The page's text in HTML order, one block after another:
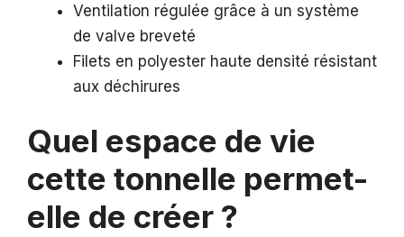
Ventilation régulée grâce à un système
de valve breveté
Filets en polyester haute densité résistant
aux déchirures
Quel espace de vie
cette tonnelle permet-
elle de créer ?